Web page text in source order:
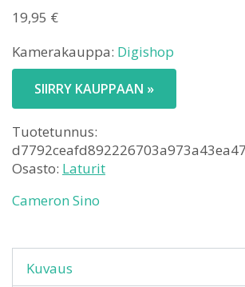
19,95 €
Kamerakauppa: Digishop
SIIRRY KAUPPAAN »
Tuotetunnus:
Osasto: Laturit
Cameron Sino
Kuvaus